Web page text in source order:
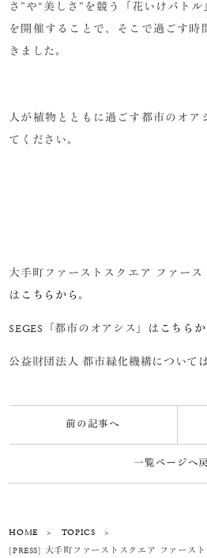
さ”や“美しさ”を競う「花いけバト
を開催することで、そこで過ごす時
きました。
人が植物とともに過ごす都市のオア
てください。
大手町ファーストスクエア ファー
は こちらから。
SEGES「都市のオアシス」は こちら
公益財団法人 都市緑化機構について
前の記事へ
一覧ページへ
HOME> TOPICS >
[PRESS] 大手町ファーストスクエア ファース